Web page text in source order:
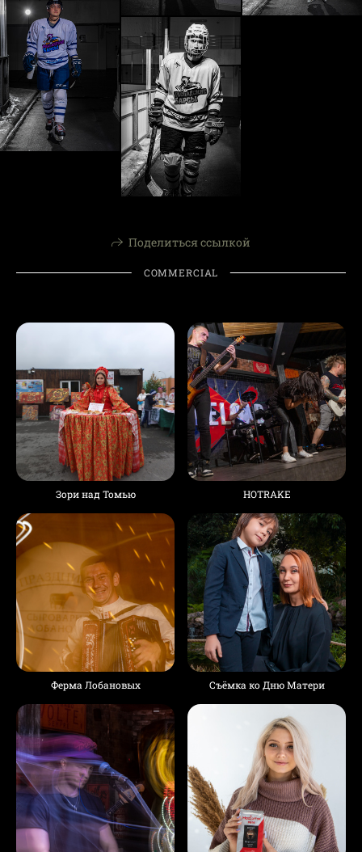
Поделиться ссылкой
COMMERCIAL
Зори над Томью HOTRAKE
Ферма Лобановых Съёмка ко Дню Матери